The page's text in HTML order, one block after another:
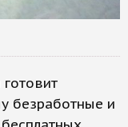
безработные и